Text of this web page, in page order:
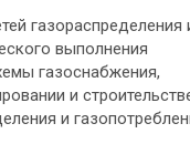
газораспределения
выполнения
газоснабжения,
и
и